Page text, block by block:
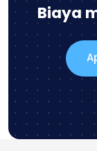
Biaya